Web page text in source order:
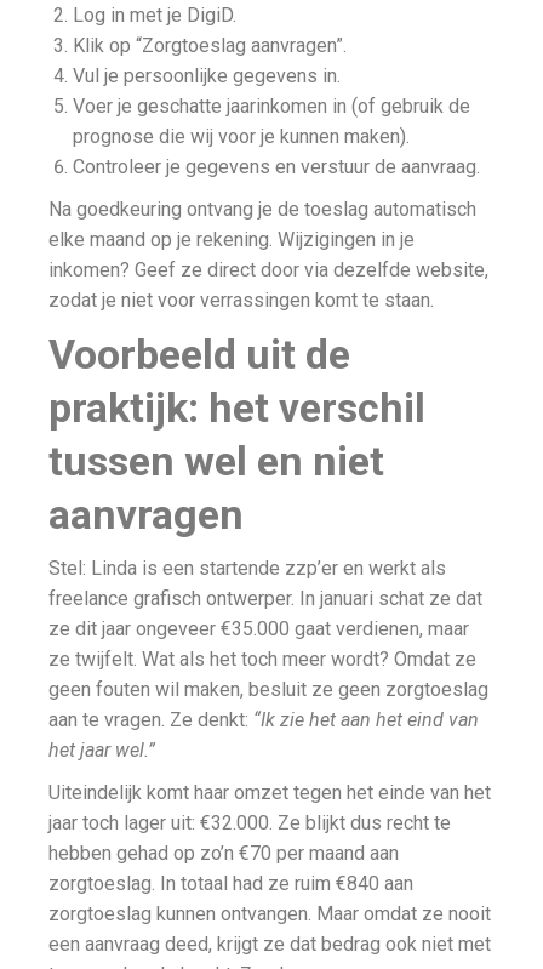
Log in met je DigiD.
Klik op “Zorgtoeslag aanvragen”.
Vul je persoonlijke gegevens in.
Voer je geschatte jaarinkomen in (of gebruik de
prognose die wij voor je kunnen maken).
Controleer je gegevens en verstuur de aanvraag.
Na goedkeuring ontvang je de toeslag automatisch
elke maand op je rekening. Wijzigingen in je
inkomen? Geef ze direct door via dezelfde website,
zodat je niet voor verrassingen komt te staan.
Voorbeeld uit de
praktijk: het verschil
tussen wel en niet
aanvragen
Stel: Linda is een startende zzp’er en werkt als
freelance grafisch ontwerper. In januari schat ze dat
ze dit jaar ongeveer €35.000 gaat verdienen, maar
ze twijfelt. Wat als het toch meer wordt? Omdat ze
geen fouten wil maken, besluit ze geen zorgtoeslag
aan te vragen. Ze denkt: “Ik zie het aan het eind van
het jaar wel.”
Uiteindelijk komt haar omzet tegen het einde van het
jaar toch lager uit: €32.000. Ze blijkt dus recht te
hebben gehad op zo’n €70 per maand aan
zorgtoeslag. In totaal had ze ruim €840 aan
zorgtoeslag kunnen ontvangen. Maar omdat ze nooit
een aanvraag deed, krijgt ze dat bedrag ook niet met